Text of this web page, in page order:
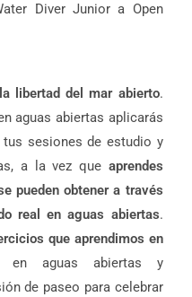
Diver Junior a Open
libertad del mar abierto.
aguas abiertas aplicarás
tus sesiones de estudio y
a la vez que aprendes
pueden obtener a través
real en aguas abiertas.
que aprendimos en
aguas abiertas y
de paseo para celebrar